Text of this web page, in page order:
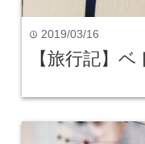
time 2019/03/16
【旅行記】